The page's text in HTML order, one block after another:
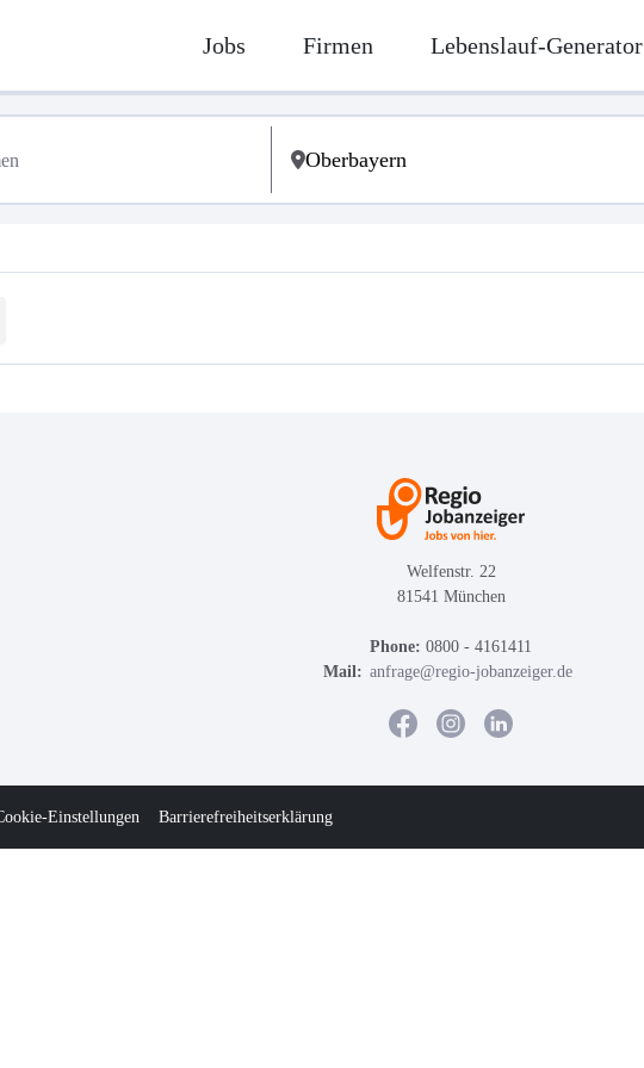
Jobs Firmen Lebenslauf-Generator
Welfenstr. 22
81541 München
Phone: 0800 - 4161411
Mail: anfrage@regio-jobanzeiger.de
Einstellungen Barrierefreiheitserklärung